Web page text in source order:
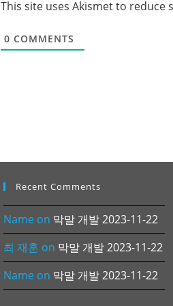
This site uses Akismet to reduce
0 COMMENTS
Recent Comments
Name on 막말 개발 2023-11-22
최 재훈 on 막말 개발 2023-11-22
Name on 막말 개발 2023-11-22